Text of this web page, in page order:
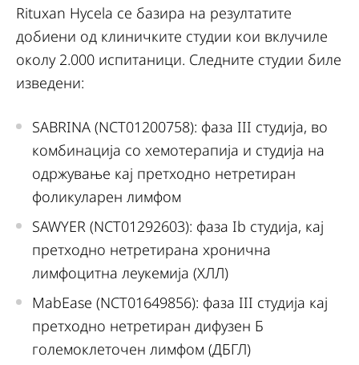
Rituxan Hycela се базира на резултатите
добиени од клиничките студии кои вклучиле
околу 2.000 испитаници. Следните студии биле
изведени:
SABRINA (NCT01200758): фаза III студија, во
комбинација со хемотерапија и студија на
одржување кај претходно нетретиран
фоликуларен лимфом
SAWYER (NCT01292603): фаза Ib студија, кај
претходно нетретирана хронична
лимфоцитна леукемија (ХЛЛ)
MabEase (NCT01649856): фаза III студија кај
претходно нетретиран дифузен Б
големоклеточен лимфом (ДБГЛ)